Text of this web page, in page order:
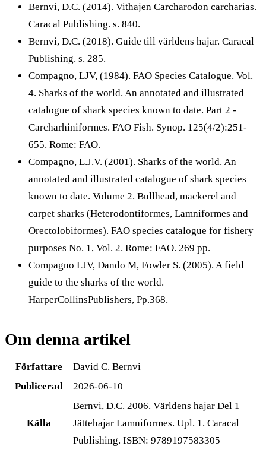
Bernvi, D.C. (2014). Vithajen Carcharodon carcharias.
Caracal Publishing. s. 840.
Bernvi, D.C. (2018). Guide till världens hajar. Caracal
Publishing. s. 285.
Compagno, LJV, (1984). FAO Species Catalogue. Vol.
4. Sharks of the world. An annotated and illustrated
catalogue of shark species known to date. Part 2 -
Carcharhiniformes. FAO Fish. Synop. 125(4/2):251-
655. Rome: FAO.
Compagno, L.J.V. (2001). Sharks of the world. An
annotated and illustrated catalogue of shark species
known to date. Volume 2. Bullhead, mackerel and
carpet sharks (Heterodontiformes, Lamniformes and
Orectolobiformes). FAO species catalogue for fishery
purposes No. 1, Vol. 2. Rome: FAO. 269 pp.
Compagno LJV, Dando M, Fowler S. (2005). A field
guide to the sharks of the world.
HarperCollinsPublishers, Pp.368.
Om denna artikel
Författare
David C. Bernvi
Publicerad
2026-06-10
Källa
Bernvi, D.C. 2006. Världens hajar Del 1
Jättehajar Lamniformes. Upl. 1. Caracal
Publishing. ISBN: 9789197583305